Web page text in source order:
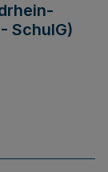
SchulG)